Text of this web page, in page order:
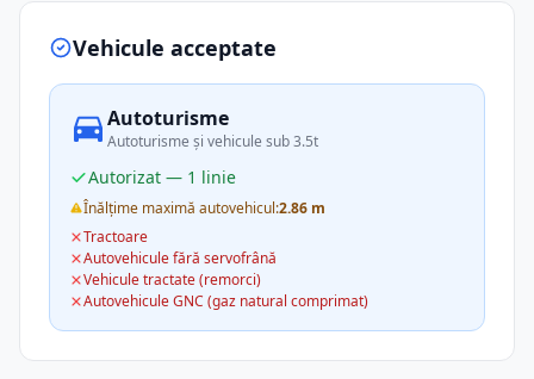
Vehicule acceptate
Autoturisme
Autoturisme și vehicule sub 3.5t
Autorizat — 1 linie
Înălțime maximă autovehicul:2.86 m
Tractoare
Autovehicule fără servofrână
Vehicule tractate (remorci)
Autovehicule GNC (gaz natural comprimat)